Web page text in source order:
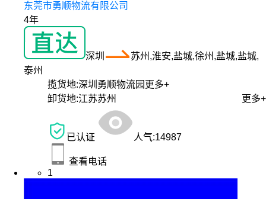
东莞市勇顺物流有限公司
4年
深圳
苏州,淮安,盐城,徐州,盐城,盐城,
泰州
揽货地:深圳勇顺物流园 更多+
卸货地:江苏苏州 更多+
已认证 人气:14987
查看电话
1